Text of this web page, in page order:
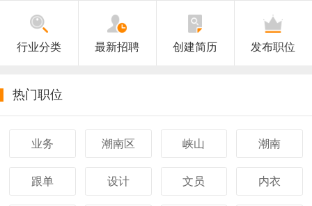
行业分类 最新招聘 创建简历 发布职位
热门职位
业务 潮南区 峡山 潮南
跟单 设计 文员 内衣